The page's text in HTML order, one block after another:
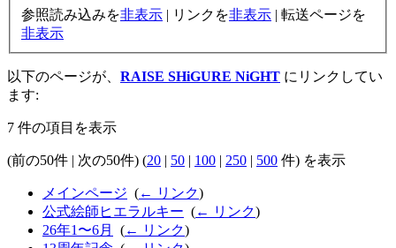
参照読み込みを非表示 | リンクを非表示 | 転送ページを
非表示
以下のページが、 RAISE SHiGURE NiGHT にリンクしてい
ます:
7 件の項目を表示
(前の50件 | 次の50件) (20 | 50 | 100 | 250 | 500 件) を表示
メインページ (← リンク)
公式絵師ヒエラルキー (← リンク)
26年1〜6月
(← リンク)